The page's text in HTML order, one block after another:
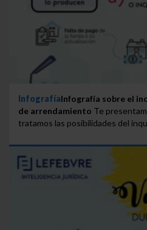
InfografíaInfografía sobre el
de arrendamiento Te
tratamos las posibilidades del